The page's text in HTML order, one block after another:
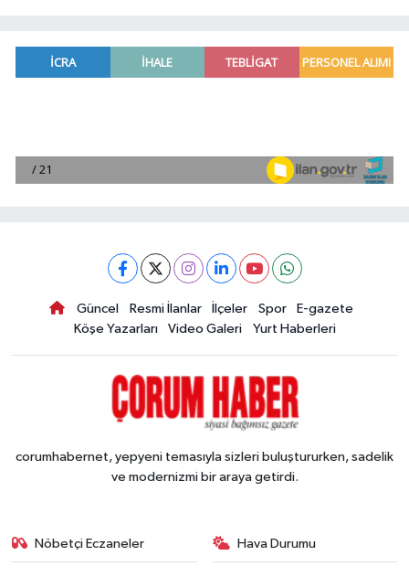
Güncel Resmi İlanlar İlçeler Spor
E-gazete
Köşe Yazarları
Video Galeri Yurt Haberleri
corumhabernet, yepyeni temasıyla sizleri buluştururken, sadelik
ve modernizmi bir araya getirdi.
Nöbetçi Eczaneler Hava Durumu